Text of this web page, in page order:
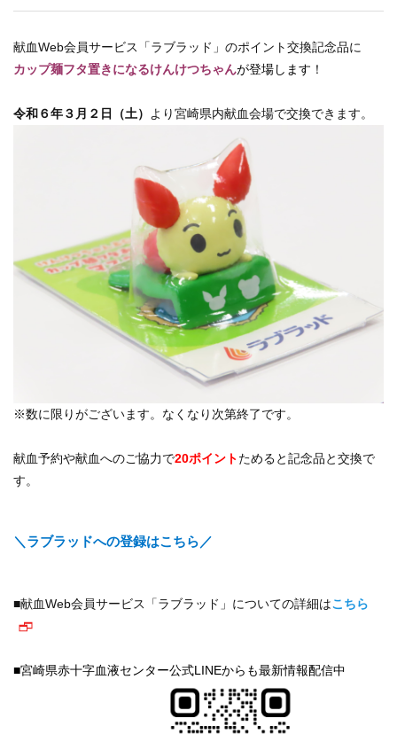
献血Web会員サービス「ラブラッド」のポイント交換記念品に
カップ麺フタ置きになるけんけつちゃんが登場します ！
令和６年３月２日（土） より宮崎県内献血会場で交換できます。
※数に限りがございます。なくなり次第終了です。
献血予約や献血へのご協力で20ポイントためると記念品と交換で
す。
＼ラブラッドへの登録はこちら／
■献血Web会員サービス「ラブラッド」についての詳細はこちら
■宮崎県赤十字血液センター公式LINEからも最新情報配信中